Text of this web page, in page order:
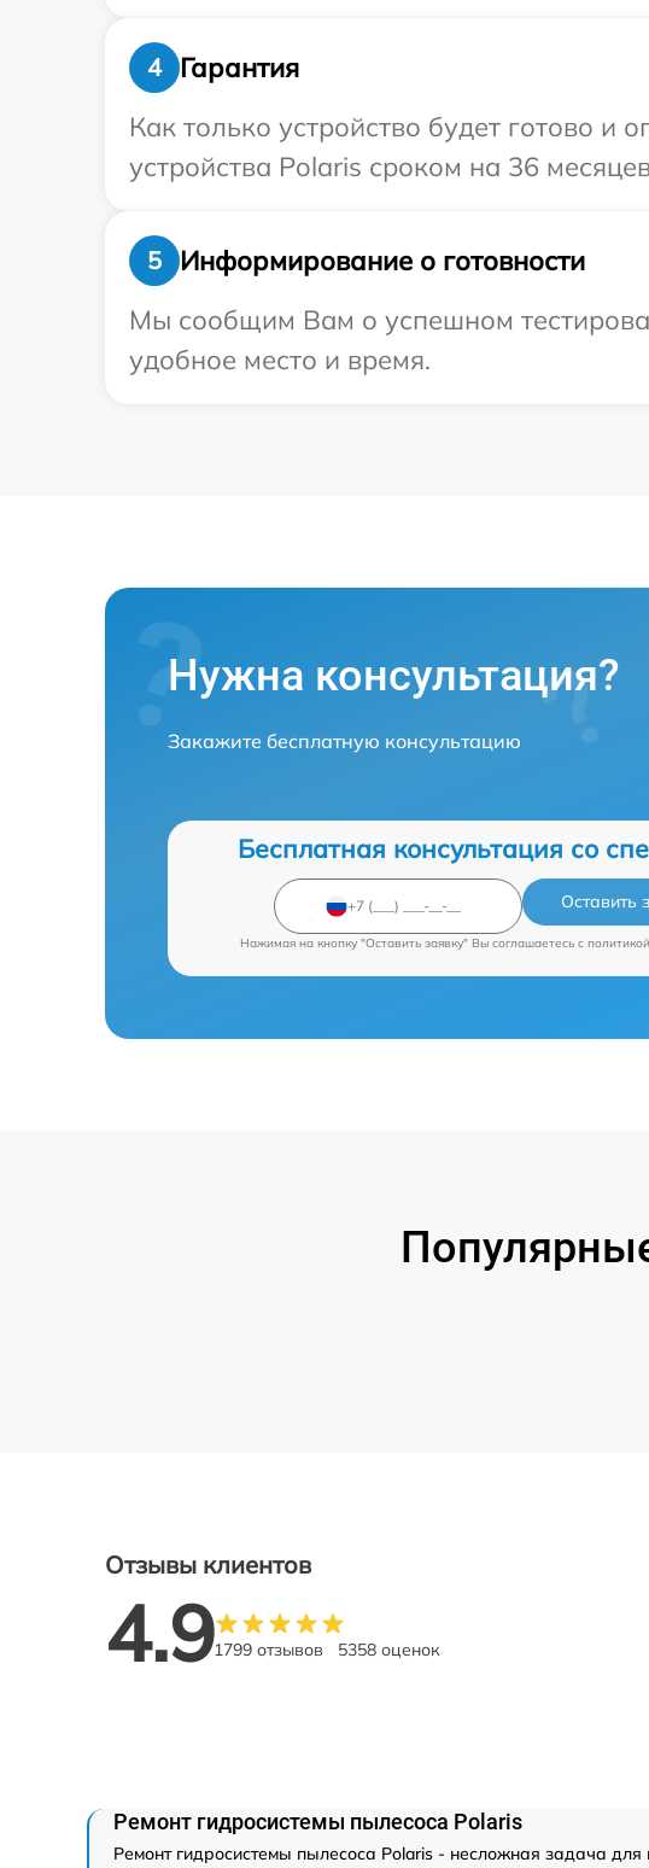
4
Гарантия
Как только устройство будет готово
устройства Polaris сроком на 36
5
Информирование о готовности
Мы сообщим Вам о успешном
удобное место и время.
Нужна консультация?
Закажите бесплатную консультацию
Бесплатная консультация со
Оставить
Нажимая на кнопку "Оставить заявку" Вы соглашаетесь c
Отзывы клиентов
4.91799 отзывов 5358 оценок
Ремонт гидросистемы пылесоса Polaris
Ремонт гидросистемы пылесоса Polaris - несложная задача